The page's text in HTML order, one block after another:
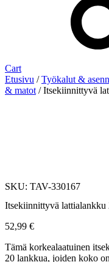
Cart
Etusivu /Työkalut &
& matot / Itsekiinnittyvä
SKU: TAV-330167
Itsekiinnittyvä lattialankku
52,99 €
Tämä korkealaatuinen
20 lankkua, joiden koko